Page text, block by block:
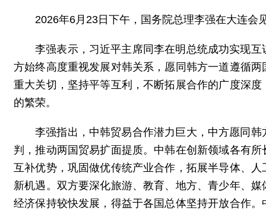
2026年6月23日下午，国务院总理李强在大连会
李强表示，习近平主席同李在明总统成功实现
方始终高度重视发展对韩关系，愿同韩方一道遵循
重大关切，坚持平等互利，不断拓展合作的广度深
的繁荣。
李强指出，中韩贸易合作潜力巨大，中方愿同
判，推动两国贸易扩面提质。中韩在创新领域各有
互补优势，巩固做优传统产业合作，拓展半导体、
新机遇。双方要深化旅游、教育、地方、青少年、
经济保持较快发展，得益于各国总体坚持开放合作